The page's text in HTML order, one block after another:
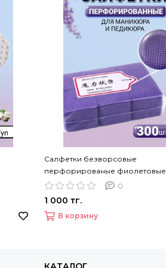
Салфетки безворсовые
перфорированые фиолетовые
0
1 000 тг.
В корзину